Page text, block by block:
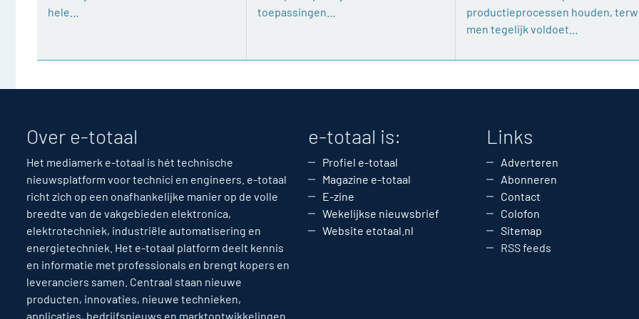
hele…
toepassingen…
productieprocessen houden,
men tegelijk voldoet…
Over e-totaal
Het mediamerk e-totaal is hét technische
nieuwsplatform voor technici en engineers. e-totaal
richt zich op een onafhankelijke manier op de volle
breedte van de vakgebieden elektronica,
elektrotechniek, industriële automatisering en
energietechniek. Het e-totaal platform deelt kennis
en informatie met professionals en brengt kopers en
leveranciers samen. Centraal staan nieuwe
producten, innovaties, nieuwe technieken,
applicaties, bedrijfsnieuws en marktontwikkelingen.
e-totaal is:
Profiel e-totaal
Magazine e-totaal
E-zine
Wekelijkse nieuwsbrief
Website etotaal.nl
Links
Adverteren
Abonneren
Contact
Colofon
Sitemap
RSS feeds